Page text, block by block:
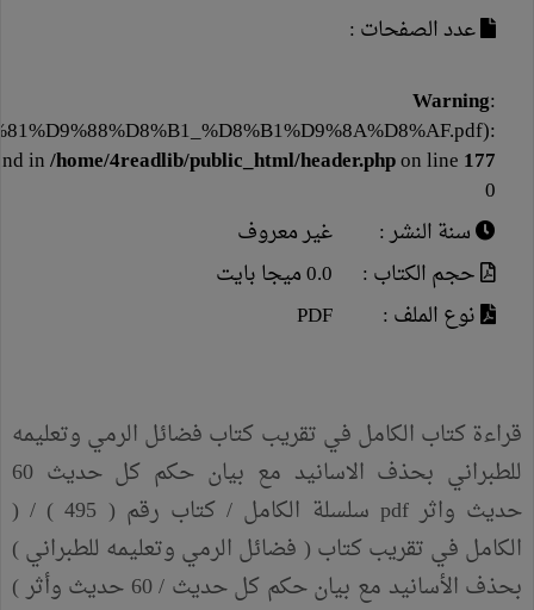
عدد الصفحات :
Warning:
in/home/4readlib/public_html/header.phpon line177
0
سنة النشر :
غير معروف
حجم الكتاب :
0.0 ميجا بايت
نوع الملف :
PDF
قراءة كتاب الكامل في تقريب كتاب فضائل الرمي وتعليمه
للطبراني بحذف الاسانيد مع بيان حكم كل حديث 60
حديث واثر pdf سلسلة الكامل / كتاب رقم ( 495 ) / (
الكامل في تقريب كتاب ( فضائل الرمي وتعليمه للطبراني )
بحذف الأسانيد مع بيان حكم كل حديث / 60 حديث وأثر )